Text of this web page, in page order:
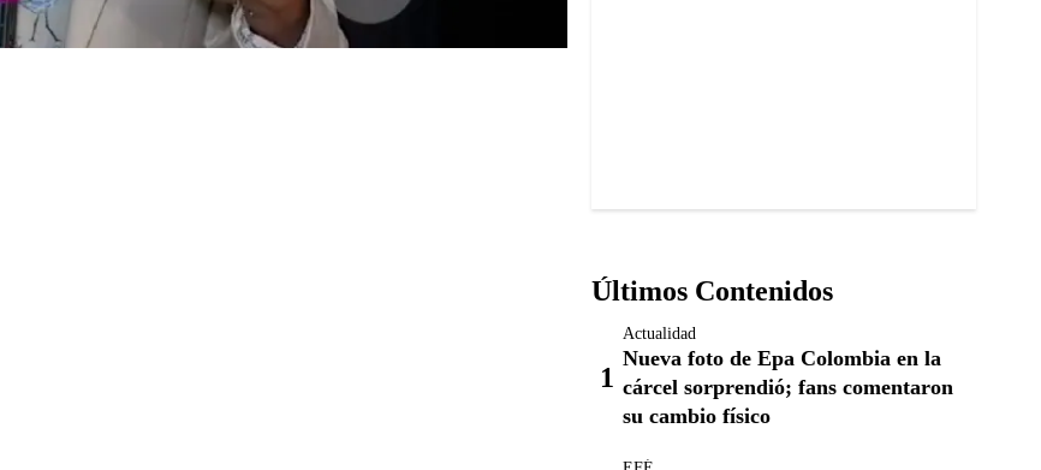
Últimos Contenidos
Actualidad
Nueva foto de Epa Colombia en la
cárcel sorprendió; fans comentaron
su cambio físico